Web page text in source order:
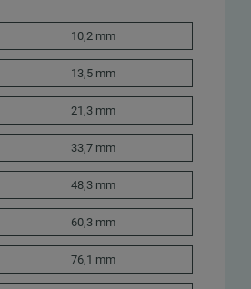
10,2 mm
13,5 mm
21,3 mm
33,7 mm
48,3 mm
60,3 mm
76,1 mm